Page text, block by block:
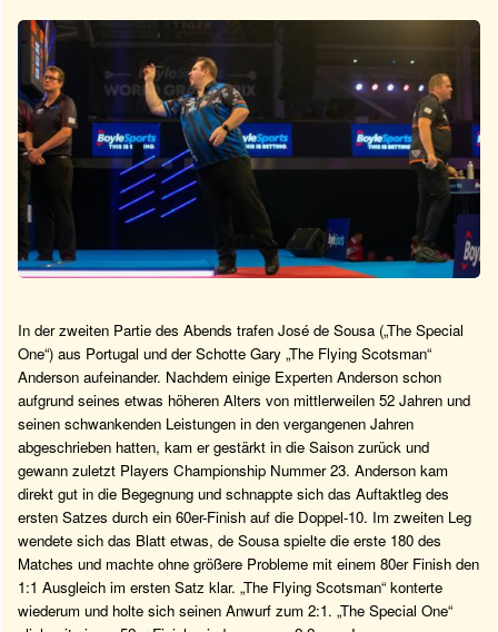
In der zweiten Partie des Abends trafen José de Sousa („The Special
One“) aus Portugal und der Schotte Gary „The Flying Scotsman“
Anderson aufeinander. Nachdem einige Experten Anderson schon
aufgrund seines etwas höheren Alters von mittlerweilen 52 Jahren und
seinen schwankenden Leistungen in den vergangenen Jahren
abgeschrieben hatten, kam er gestärkt in die Saison zurück und
gewann zuletzt Players Championship Nummer 23. Anderson kam
direkt gut in die Begegnung und schnappte sich das Auftaktleg des
ersten Satzes durch ein 60er-Finish auf die Doppel-10. Im zweiten Leg
wendete sich das Blatt etwas, de Sousa spielte die erste 180 des
Matches und machte ohne größere Probleme mit einem 80er Finish den
1:1 Ausgleich im ersten Satz klar. „The Flying Scotsman“ konterte
wiederum und holte sich seinen Anwurf zum 2:1. „The Special One“